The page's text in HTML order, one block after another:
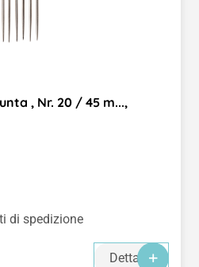
, Nr. 20 / 45 m...,
di spedizione
Dettagli